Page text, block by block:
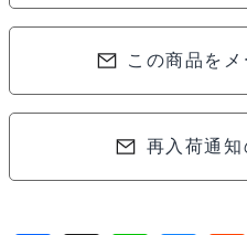
タ
サ
マ
この商品を
再入荷通